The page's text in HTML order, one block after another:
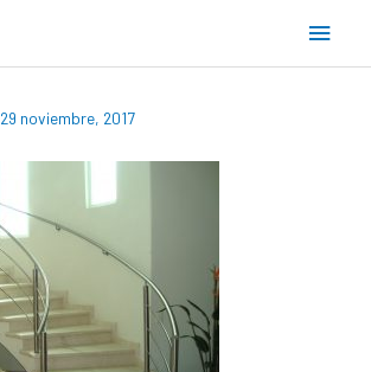
Menú
29 noviembre, 2017